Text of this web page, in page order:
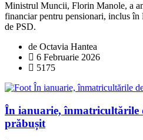
Ministrul Muncii, Florin Manole, a
financiar pentru pensionari, inclus în
de PSD.
de Octavia Hantea
6 Februarie 2026
5175
În ianuarie, înmatricultările
prăbușit